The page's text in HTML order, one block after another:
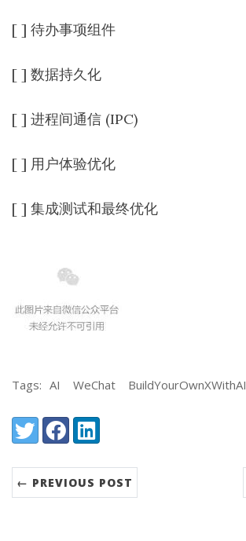
[ ] 待办事项组件
[ ] 数据持久化
[ ] 进程间通信 (IPC)
[ ] 用户体验优化
[ ] 集成测试和最终优化
Tags: AI WeChat BuildYourOwnXWithAI
Share:
TwitterFacebookLinkedIn
← PREVIOUS POST